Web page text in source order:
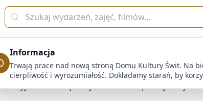
Informacja
Trwają prace nad nową stroną Domu Kultury Świt. Na
cierpliwość i wyrozumiałość. Dokładamy starań, by
Kalendarz
Odkryj nadchodzące wydarzenia i zaplanuj swój